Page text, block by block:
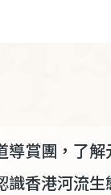
賞團，了
香港河流